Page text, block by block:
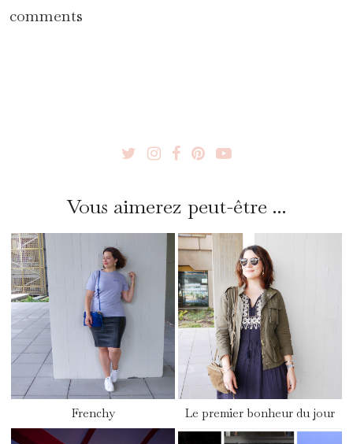
comments
Vous aimerez peut-être ...
Frenchy Le premier bonheur du jour